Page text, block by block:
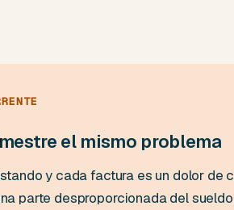
el mismo problema
y cada factura es un dolor de
parte desproporcionada del